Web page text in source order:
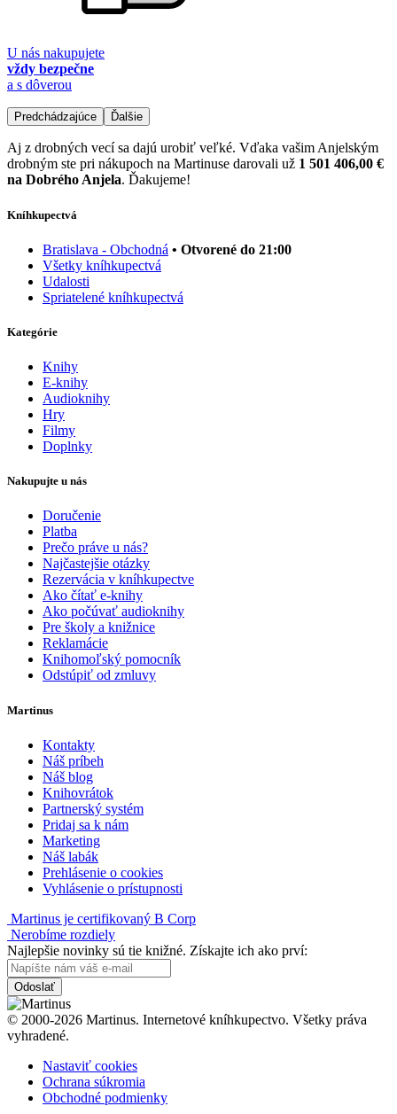
U nás nakupujete
vždy bezpečne
a s dôverou
Predchádzajúce Ďalšie
Aj z drobných vecí sa dajú urobiť veľké. Vďaka vašim Anjelským
drobným ste pri nákupoch na Martinuse darovali už 1 501 406,00 €
na Dobrého Anjela. Ďakujeme!
Kníhkupectvá
Bratislava - Obchodná • Otvorené do 21:00
Všetky kníhkupectvá
Udalosti
Spriatelené kníhkupectvá
Kategórie
Knihy
E-knihy
Audioknihy
Hry
Filmy
Doplnky
Nakupujte u nás
Doručenie
Platba
Prečo práve u nás?
Najčastejšie otázky
Rezervácia v kníhkupectve
Ako čítať e-knihy
Ako počúvať audioknihy
Pre školy a knižnice
Reklamácie
Knihomoľský pomocník
Odstúpiť od zmluvy
Martinus
Kontakty
Náš príbeh
Náš blog
Knihovrátok
Partnerský systém
Pridaj sa k nám
Marketing
Náš labák
Prehlásenie o cookies
Vyhlásenie o prístupnosti
Martinus je certifikovaný B Corp
Nerobíme rozdiely
Najlepšie novinky sú tie knižné. Získajte ich ako prví:
Odoslať
© 2000-2026 Martinus. Internetové kníhkupectvo. Všetky práva
vyhradené.
Nastaviť cookies
Ochrana súkromia
Obchodné podmienky